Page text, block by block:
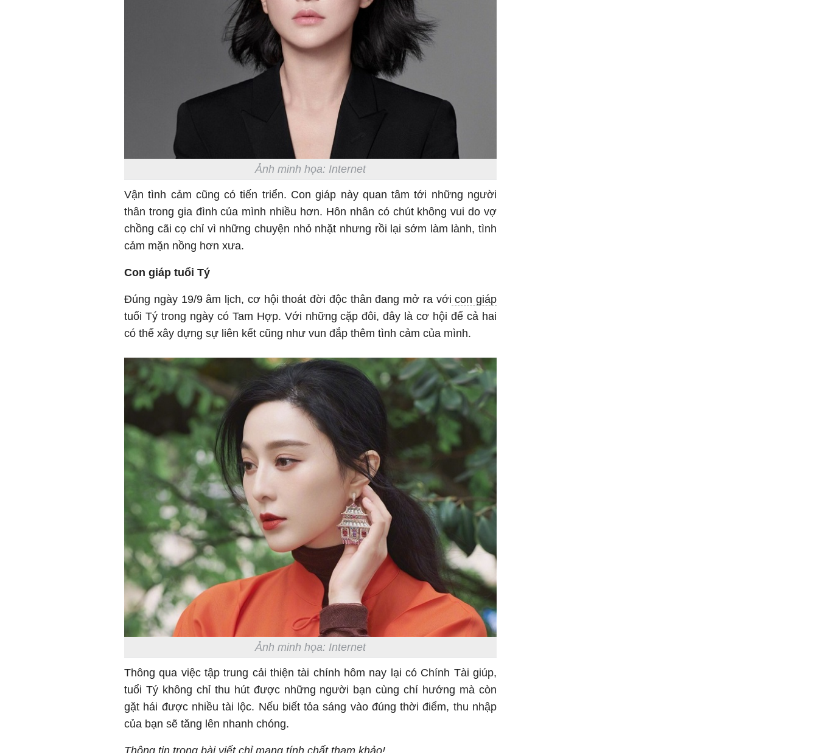
Ảnh minh họa: Internet
Vận tình cảm cũng có tiến triển. Con giáp này quan tâm tới những người
thân trong gia đình của mình nhiều hơn. Hôn nhân có chút không vui do vợ
chồng cãi cọ chỉ vì những chuyện nhỏ nhặt nhưng rồi lại sớm làm lành, tình
cảm mặn nồng hơn xưa.
Con giáp tuổi Tý
Đúng ngày 19/9 âm lịch, cơ hội thoát đời độc thân đang mở ra với con giáp
tuổi Tý trong ngày có Tam Hợp. Với những cặp đôi, đây là cơ hội để cả hai
có thể xây dựng sự liên kết cũng như vun đắp thêm tình cảm của mình.
Ảnh minh họa: Internet
Thông qua việc tập trung cải thiện tài chính hôm nay lại có Chính Tài giúp,
tuổi Tý không chỉ thu hút được những người bạn cùng chí hướng mà còn
gặt hái được nhiều tài lộc. Nếu biết tỏa sáng vào đúng thời điểm, thu nhập
của bạn sẽ tăng lên nhanh chóng.